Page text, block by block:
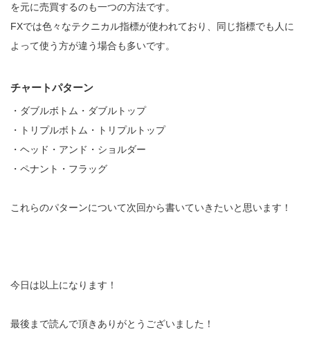
を元に売買するのも一つの方法です。
FXでは色々なテクニカル指標が使われており、同じ指標でも人に
よって使う方が違う場合も多いです。
チャートパターン
・ ダブルボトム・ダブルトップ
・
トリプルボトム・トリプルトップ
・ ヘッド・アンド・ショルダー
・ ペナント・フラッグ
これらのパターンについて次回から書いていきたいと思います！
今日は以上になります！
最後まで読んで頂きありがとうございました！